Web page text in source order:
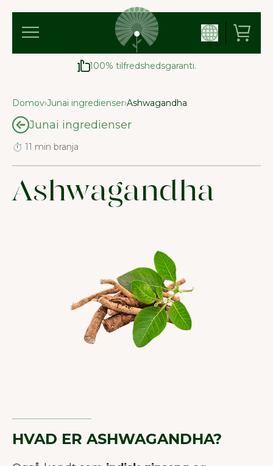
100% tilfredshedsgaranti.
Domov›Junai ingredienser›Ashwagandha
Junai ingredienser
⏱ 11 min branja
Ashwagandha
HVAD ER ASHWAGANDHA?